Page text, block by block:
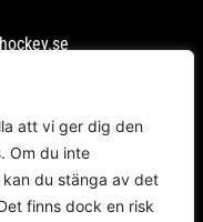
att vi ger dig den
Om du inte
du stänga av det
finns dock en risk